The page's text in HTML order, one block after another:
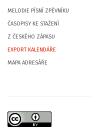
MELODIE PÍSNÍ ZPĚVNÍKU
ČASOPISY KE STAŽENÍ
Z ČESKÉHO ZÁPASU
EXPORT KALENDÁŘE
MAPA ADRESÁŘE